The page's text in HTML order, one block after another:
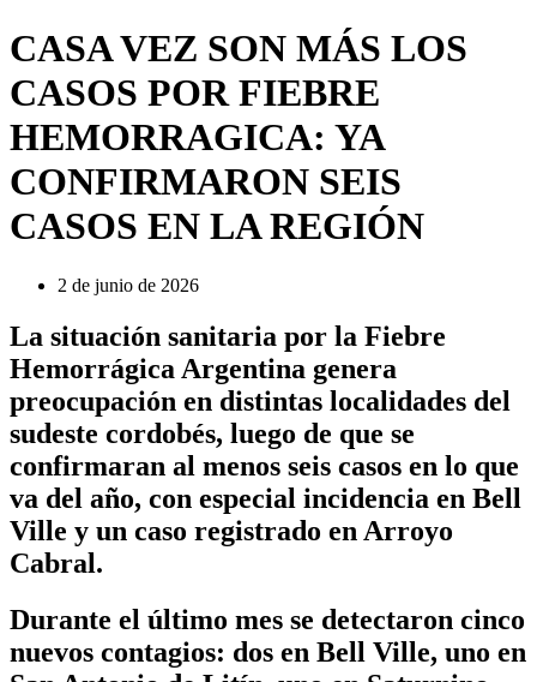
CASA VEZ SON MÁS LOS
CASOS POR FIEBRE
HEMORRAGICA: YA
CONFIRMARON SEIS
CASOS EN LA REGIÓN
2 de junio de 2026
La situación sanitaria por la Fiebre
Hemorrágica Argentina genera
preocupación en distintas localidades del
sudeste cordobés, luego de que se
confirmaran al menos seis casos en lo que
va del año, con especial incidencia en Bell
Ville y un caso registrado en Arroyo
Cabral.
Durante el último mes se detectaron cinco
nuevos contagios: dos en Bell Ville, uno en